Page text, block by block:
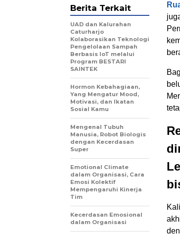
Berita Terkait
UAD dan Kalurahan
Caturharjo
Kolaborasikan Teknologi
Pengelolaan Sampah
Berbasis IoT melalui
Program BESTARI
SAINTEK
Hormon Kebahagiaan,
Yang Mengatur Mood,
Motivasi, dan Ikatan
Sosial Kamu
Mengenal Tubuh
Manusia, Robot Biologis
dengan Kecerdasan
Super
Emotional Climate
dalam Organisasi, Cara
Emosi Kolektif
Mempengaruhi Kinerja
Tim
Kecerdasan Emosional
dalam Organisasi